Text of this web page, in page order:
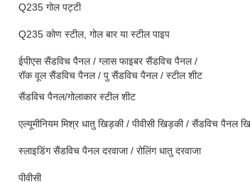
Q235 गोल पट्टी
Q235 कोण स्टील, गोल बार या स्टील पाइप
ईपीएस सैंडविच पैनल / ग्लास फाइबर सैंडविच पैनल /
रॉक वूल सैंडविच पैनल / पु सैंडविच पैनल / स्टील शीट
सैंडविच पैनल/गोलाकार स्टील शीट
एल्यूमीनियम मिश्र धातु खिड़की / पीवीसी खिड़की / सैंडविच पैनल
स्लाइडिंग सैंडविच पैनल दरवाजा / रोलिंग धातु दरवाजा
पीवीसी